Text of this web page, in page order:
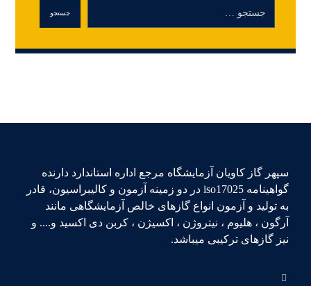
سپهر گاز کاویان آزمایشگاه مرجع اداره استاندارد دارنده
گواهینامه iso17025 در دو زمینه آزمون و کالیبراسیون، قادر
به تولید و آزمون انواع گازهای خالص آزمایشگاهی مانند
آرگون ، هلیوم ، نیتروژن ، اکسیژن ، کربن دی اکسید و.... و
نیز گازهای ترکیبی میباشد.